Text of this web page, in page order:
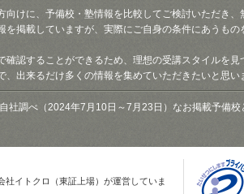
けに、予備校・塾情報を比較してご検討いただき、
を掲載していますが、実際にご自身の条件にあうも
認することができるため、理想の受講スタイルを
出来るだけ多くの情報を集めていただきたいと思い
社調べ（2024年7月10日～7月23日）なお掲載予備
社イトクロ（東証上場）が運営していま